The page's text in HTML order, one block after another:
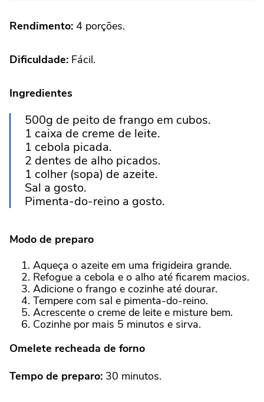
Rendimento: 4 porções.
Dificuldade: Fácil.
Ingredientes
500g de peito de frango em cubos.
1 caixa de creme de leite.
1 cebola picada.
2 dentes de alho picados.
1 colher (sopa) de azeite.
Sal a gosto.
Pimenta-do-reino a gosto.
Modo de preparo
Aqueça o azeite em uma frigideira grande.
Refogue a cebola e o alho até ficarem macios.
Adicione o frango e cozinhe até dourar.
Tempere com sal e pimenta-do-reino.
Acrescente o creme de leite e misture bem.
Cozinhe por mais 5 minutos e sirva.
Omelete recheada de forno
Tempo de preparo: 30 minutos.